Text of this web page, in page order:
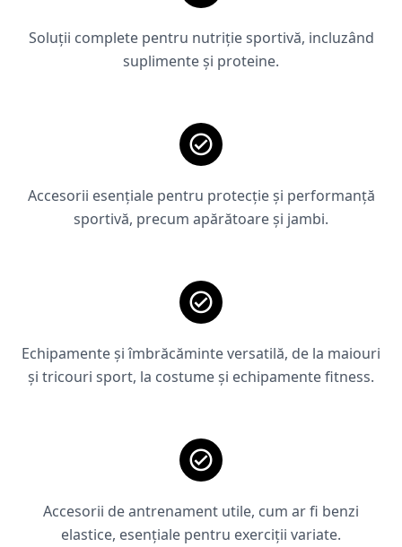
Soluții complete pentru nutriție sportivă, incluzând
suplimente și proteine.
Accesorii esențiale pentru protecție și performanță
sportivă, precum apărătoare și jambi.
Echipamente și îmbrăcăminte versatilă, de la maiouri
și tricouri sport, la costume și echipamente fitness.
Accesorii de antrenament utile, cum ar fi benzi
elastice, esențiale pentru exerciții variate.